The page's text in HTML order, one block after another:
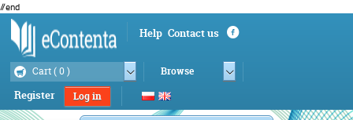
//end
Help Contact us
Cart (0 ) Browse
Register Log in